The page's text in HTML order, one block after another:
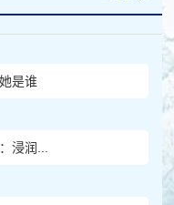
是谁
浸润...